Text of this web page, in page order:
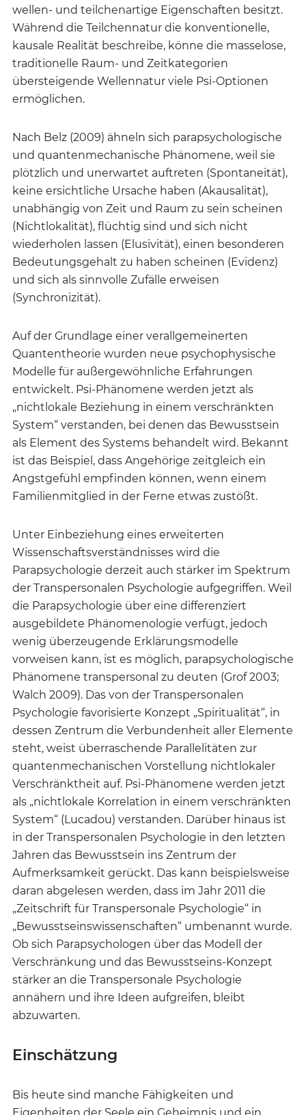
wellen- und teilchenartige Eigenschaften besitzt.
Während die Teilchennatur die konventionelle,
kausale Realität beschreibe, könne die masselose,
traditionelle Raum- und Zeitkategorien
übersteigende Wellennatur viele Psi-Optionen
ermöglichen.
Nach Belz (2009) ähneln sich parapsychologische
und quantenmechanische Phänomene, weil sie
plötzlich und unerwartet auftreten (Spontaneität),
keine ersichtliche Ursache haben (Akausalität),
unabhängig von Zeit und Raum zu sein scheinen
(Nichtlokalität), flüchtig sind und sich nicht
wiederholen lassen (Elusivität), einen besonderen
Bedeutungsgehalt zu haben scheinen (Evidenz)
und sich als sinnvolle Zufälle erweisen
(Synchronizität).
Auf der Grundlage einer verallgemeinerten
Quantentheorie wurden neue psychophysische
Modelle für außergewöhnliche Erfahrungen
entwickelt. Psi-Phänomene werden jetzt als
„nichtlokale Beziehung in einem verschränkten
System“ verstanden, bei denen das Bewusstsein
als Element des Systems behandelt wird. Bekannt
ist das Beispiel, dass Angehörige zeitgleich ein
Angstgefühl empfinden können, wenn einem
Familienmitglied in der Ferne etwas zustößt.
Unter Einbeziehung eines erweiterten
Wissenschaftsverständnisses wird die
Parapsychologie derzeit auch stärker im Spektrum
der Transpersonalen Psychologie aufgegriffen. Weil
die Parapsychologie über eine differenziert
ausgebildete Phänomenologie verfügt, jedoch
wenig überzeugende Erklärungsmodelle
vorweisen kann, ist es möglich, parapsychologische
Phänomene transpersonal zu deuten (Grof 2003;
Walch 2009). Das von der Transpersonalen
Psychologie favorisierte Konzept „Spiritualität“, in
dessen Zentrum die Verbundenheit aller Elemente
steht, weist überraschende Parallelitäten zur
quantenmechanischen Vorstellung nichtlokaler
Verschränktheit auf. Psi-Phänomene werden jetzt
als „nichtlokale Korrelation in einem verschränkten
System“ (Lucadou) verstanden. Darüber hinaus ist
in der Transpersonalen Psychologie in den letzten
Jahren das Bewusstsein ins Zentrum der
Aufmerksamkeit gerückt. Das kann beispielsweise
daran abgelesen werden, dass im Jahr 2011 die
„Zeitschrift für Transpersonale Psychologie“ in
„Bewusstseinswissenschaften“ umbenannt wurde.
Ob sich Parapsychologen über das Modell der
Verschränkung und das Bewusstseins-Konzept
stärker an die Transpersonale Psychologie
annähern und ihre Ideen aufgreifen, bleibt
abzuwarten.
Einschätzung
Bis heute sind manche Fähigkeiten und